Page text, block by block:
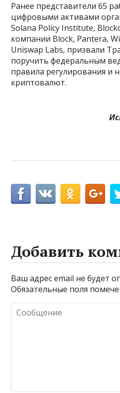
Ранее представители 65
цифровыми активами
Solana Policy Institute,
компании Block, Pantera,
Uniswap Labs, призвали
поручить федеральным
правила регулирования и
криптовалют.
Добавить
Ваш адрес email не будет
Обязательные поля